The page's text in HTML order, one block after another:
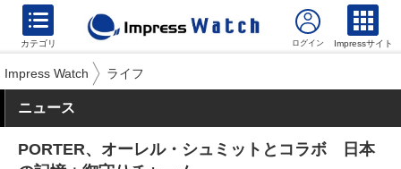
カテゴリ Impressサイト
Impress Watch ライフ
ニュース
PORTER、オーレル・シュミットとコラボ 日本